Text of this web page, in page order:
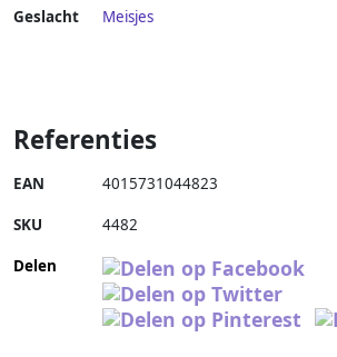
Geslacht Meisjes
Referenties
EAN 4015731044823
SKU 4482
Delen